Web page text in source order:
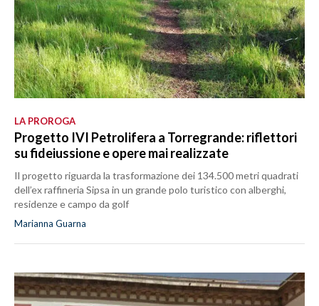
LA PROROGA
Progetto IVI Petrolifera a Torregrande: riflettori
su fideiussione e opere mai realizzate
Il progetto riguarda la trasformazione dei 134.500 metri quadrati
dell’ex raffineria Sipsa in un grande polo turistico con alberghi,
residenze e campo da golf
Marianna Guarna